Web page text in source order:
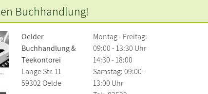
Oelder
Buchhandlung &
Teekontorei
Lange Str. 11
59302 Oelde
Montag - Freitag:
09:00 - 13:30 Uhr
14:30 - 18:00
Samstag: 09:00 -
13:00 Uhr
Buchhandlung!